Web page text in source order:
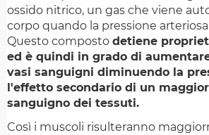
ossido nitrico, un gas che viene
corpo quando la pressione
Questo composto detiene
ed è quindi in grado di
vasi sanguigni diminuendo la
l'effetto secondario di un
sanguigno dei tessuti.
Così i muscoli risulteranno